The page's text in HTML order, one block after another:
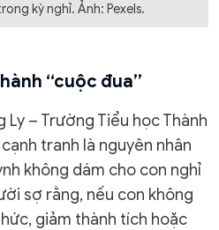
kỳ nghỉ. Ảnh: Pexels.
“cuộc đua”
– Trường Tiểu học Thành
tranh là nguyên nhân
không dám cho con nghỉ
sợ rằng, nếu con không
giảm thành tích hoặc